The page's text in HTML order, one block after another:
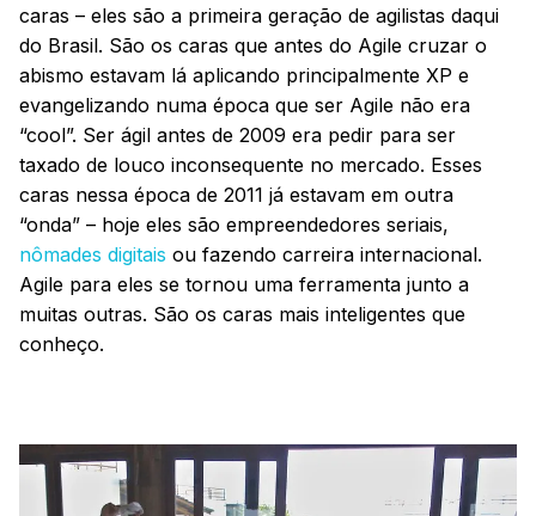
caras – eles são a primeira geração de agilistas daqui
do Brasil. São os caras que antes do Agile cruzar o
abismo estavam lá aplicando principalmente XP e
evangelizando numa época que ser Agile não era
“cool”. Ser ágil antes de 2009 era pedir para ser
taxado de louco inconsequente no mercado. Esses
caras nessa época de 2011 já estavam em outra
“onda” – hoje eles são empreendedores seriais,
nômades digitais ou fazendo carreira internacional.
Agile para eles se tornou uma ferramenta junto a
muitas outras. São os caras mais inteligentes que
conheço.